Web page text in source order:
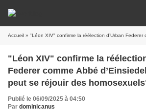
Accueil » "Léon XIV" confirme la réélection d’Urban Federer comme Abbé d’Einsiedeln:
"Léon XIV" confirme la
Federer comme Abbé
peut se réjouir des
Publié le 06/09/2025 à 04:50
Par dominicanus